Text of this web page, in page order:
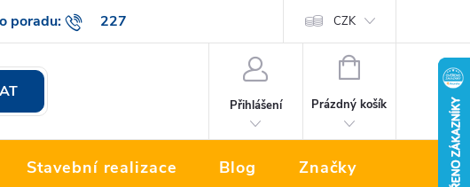
227
222
Prodávané značky CZK
Přihlášení
NÁKUPNÍ
Prázdný košík
Stavební realizace Blog Značky